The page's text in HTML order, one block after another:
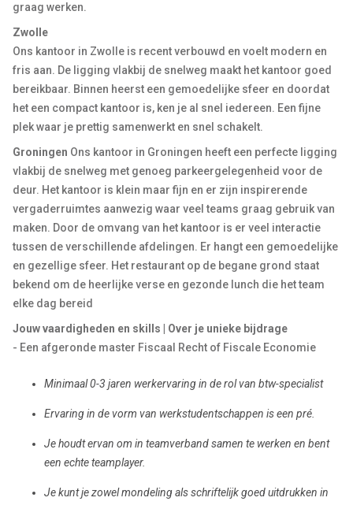
graag werken.
Zwolle
Ons kantoor in Zwolle is recent verbouwd en voelt modern en
fris aan. De ligging vlakbij de snelweg maakt het kantoor goed
bereikbaar. Binnen heerst een gemoedelijke sfeer en doordat
het een compact kantoor is, ken je al snel iedereen. Een fijne
plek waar je prettig samenwerkt en snel schakelt.
Groningen Ons kantoor in Groningen heeft een perfecte ligging
vlakbij de snelweg met genoeg parkeergelegenheid voor de
deur. Het kantoor is klein maar fijn en er zijn inspirerende
vergaderruimtes aanwezig waar veel teams graag gebruik van
maken. Door de omvang van het kantoor is er veel interactie
tussen de verschillende afdelingen. Er hangt een gemoedelijke
en gezellige sfeer. Het restaurant op de begane grond staat
bekend om de heerlijke verse en gezonde lunch die het team
elke dag bereid
Jouw vaardigheden en skills | Over je unieke bijdrage
- Een afgeronde master Fiscaal Recht of Fiscale Economie
Minimaal 0-3 jaren werkervaring in de rol van btw-specialist
Ervaring in de vorm van werkstudentschappen is een pré.
Je houdt ervan om in teamverband samen te werken en bent
een echte teamplayer.
Je kunt je zowel mondeling als schriftelijk goed uitdrukken in